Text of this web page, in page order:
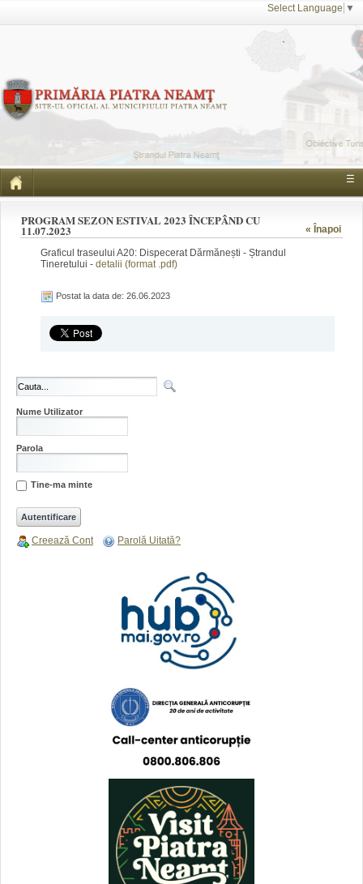
Select Language ▼
☰
« Înapoi
PROGRAM SEZON ESTIVAL 2023 ÎNCEPÂND CU
11.07.2023
Graficul traseului A20: Dispecerat Dărmănești - Ștrandul
Tineretului - detalii (format .pdf)
Postat la data de: 26.06.2023
Nume Utilizator
Parola
Tine-ma minte
Creează Cont Parolă Uitată?